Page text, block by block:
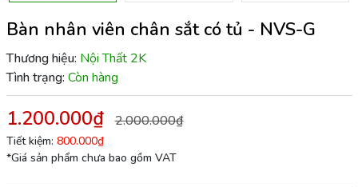
Bàn nhân viên chân sắt có tủ - NVS-G
Thương hiệu: Nội Thất 2K
Tình trạng: Còn hàng
1.200.000₫ 2.000.000₫
Tiết kiệm: 800.000₫
*Giá sản phẩm chưa bao gồm VAT